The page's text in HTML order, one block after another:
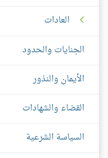
العادات
الجنايات والحدود
الأيمان والنذور
القضاء والشهادات
السياسة الشرعية